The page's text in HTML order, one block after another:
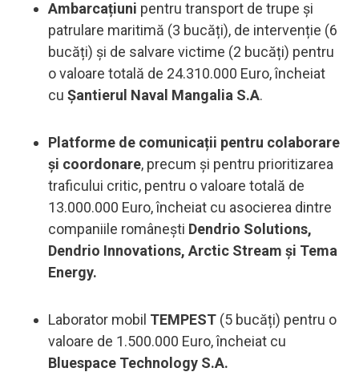
Ambarcațiuni pentru transport de trupe și
patrulare maritimă (3 bucăți), de intervenție (6
bucăți) și de salvare victime (2 bucăți) pentru
o valoare totală de 24.310.000 Euro, încheiat
cu Șantierul Naval Mangalia S.A.
Platforme de comunicații pentru colaborare
și coordonare, precum și pentru prioritizarea
traficului critic, pentru o valoare totală de
13.000.000 Euro, încheiat cu asocierea dintre
companiile românești Dendrio Solutions,
Dendrio Innovations, Arctic Stream și Tema
Energy.
Laborator mobil TEMPEST (5 bucăți) pentru o
valoare de 1.500.000 Euro, încheiat cu
Bluespace Technology S.A.